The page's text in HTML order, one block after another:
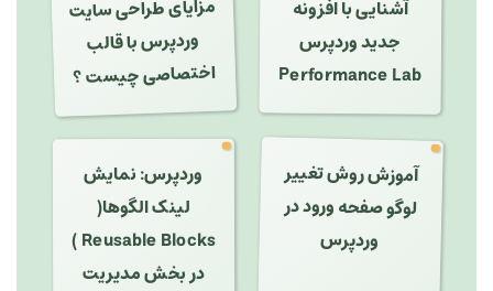
آشنایی با افزونه
جدید وردپرس
Performance Lab
مزایای طراحی سایت
وردپرس با قالب
اختصاصی چیست ؟
آموزش روش تغییر
لوگو صفحه ورود در
وردپرس
وردپرس: نمایش
لینک الگوها(
Reusable Blocks )
در بخش مدیریت